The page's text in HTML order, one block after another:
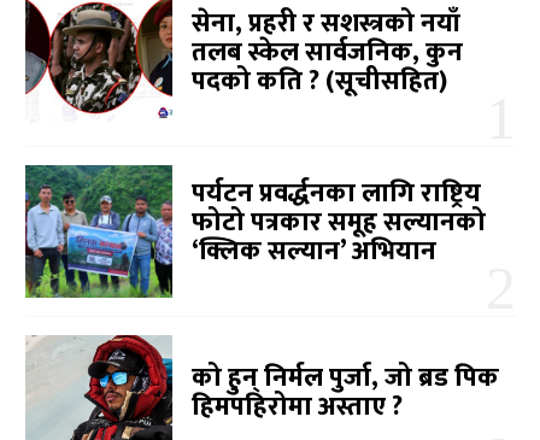
सेना, प्रहरी र सशस्त्रको नयाँ
तलब स्केल सार्वजनिक, कुन
पदको कति ? (सूचीसहित)
पर्यटन प्रवर्द्धनका लागि राष्ट्रिय
फोटो पत्रकार समूह सल्यानको
‘क्लिक सल्यान’ अभियान
को हुन् निर्मल पुर्जा, जो ब्रड पिक
हिमपहिरोमा अस्ताए ?